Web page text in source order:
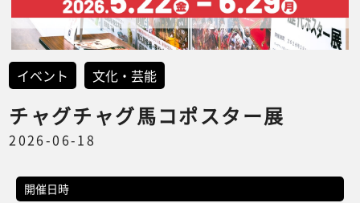
イベント 文化・芸能
チャグチャグ馬コポスター展
2026-06-18
開催日時